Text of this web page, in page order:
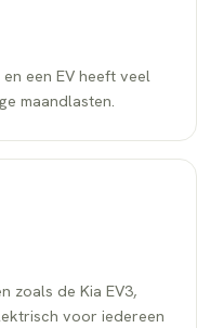
een EV heeft veel
maandlasten.
zoals de Kia EV3,
voor iedereen